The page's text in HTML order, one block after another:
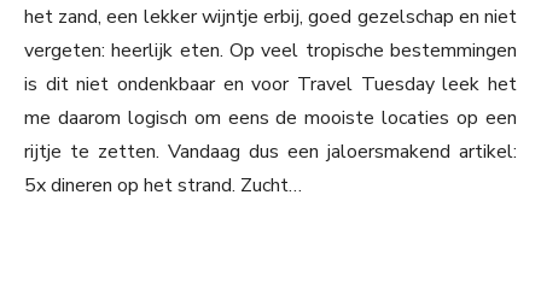
het zand, een lekker wijntje erbij, goed gezelschap en niet
vergeten: heerlijk eten. Op veel tropische bestemmingen
is dit niet ondenkbaar en voor Travel Tuesday leek het
me daarom logisch om eens de mooiste locaties op een
rijtje te zetten. Vandaag dus een jaloersmakend artikel:
5x dineren op het strand. Zucht…